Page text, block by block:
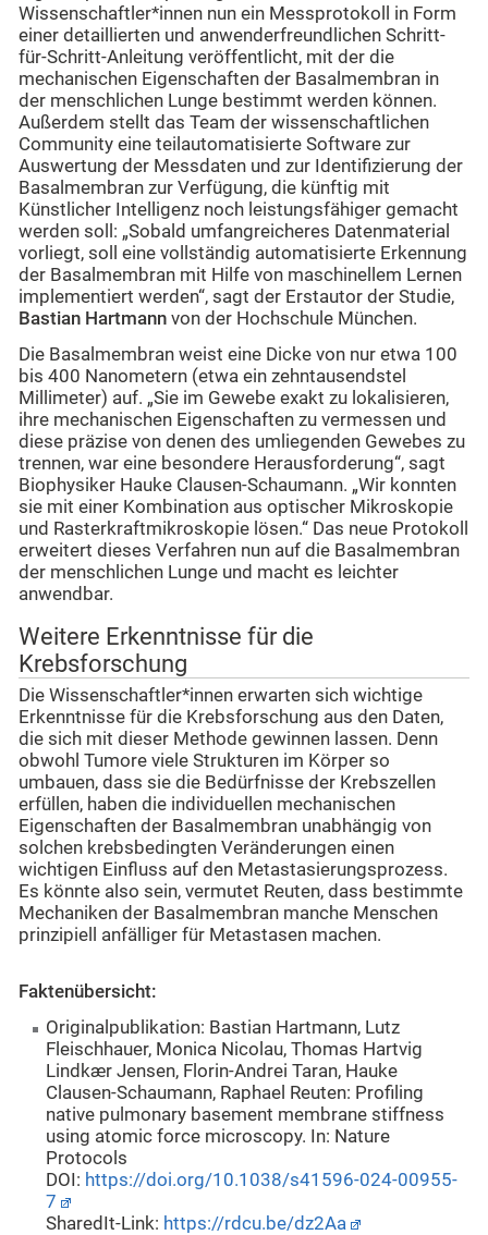
Wissenschaftler*innen nun ein Messprotokoll in Form
einer detaillierten und anwenderfreundlichen Schritt-
für-Schritt-Anleitung veröffentlicht, mit der die
mechanischen Eigenschaften der Basalmembran in
der menschlichen Lunge bestimmt werden können.
Außerdem stellt das Team der wissenschaftlichen
Community eine teilautomatisierte Software zur
Auswertung der Messdaten und zur Identifizierung der
Basalmembran zur Verfügung, die künftig mit
Künstlicher Intelligenz noch leistungsfähiger gemacht
werden soll: „Sobald umfangreicheres Datenmaterial
vorliegt, soll eine vollständig automatisierte Erkennung
der Basalmembran mit Hilfe von maschinellem Lernen
implementiert werden“, sagt der Erstautor der Studie,
Bastian Hartmann von der Hochschule München.
Die Basalmembran weist eine Dicke von nur etwa 100
bis 400 Nanometern (etwa ein zehntausendstel
Millimeter) auf. „Sie im Gewebe exakt zu lokalisieren,
ihre mechanischen Eigenschaften zu vermessen und
diese präzise von denen des umliegenden Gewebes zu
trennen, war eine besondere Herausforderung“, sagt
Biophysiker Hauke Clausen-Schaumann. „Wir konnten
sie mit einer Kombination aus optischer Mikroskopie
und Rasterkraftmikroskopie lösen.“ Das neue Protokoll
erweitert dieses Verfahren nun auf die Basalmembran
der menschlichen Lunge und macht es leichter
anwendbar.
Weitere Erkenntnisse für die
Krebsforschung
Die Wissenschaftler*innen erwarten sich wichtige
Erkenntnisse für die Krebsforschung aus den Daten,
die sich mit dieser Methode gewinnen lassen. Denn
obwohl Tumore viele Strukturen im Körper so
umbauen, dass sie die Bedürfnisse der Krebszellen
erfüllen, haben die individuellen mechanischen
Eigenschaften der Basalmembran unabhängig von
solchen krebsbedingten Veränderungen einen
wichtigen Einfluss auf den Metastasierungsprozess.
Es könnte also sein, vermutet Reuten, dass bestimmte
Mechaniken der Basalmembran manche Menschen
prinzipiell anfälliger für Metastasen machen.
Faktenübersicht:
Originalpublikation: Bastian Hartmann, Lutz
Fleischhauer, Monica Nicolau, Thomas Hartvig
Lindkær Jensen, Florin-Andrei Taran, Hauke
Clausen-Schaumann, Raphael Reuten: Profiling
native pulmonary basement membrane stiffness
using atomic force microscopy. In: Nature
Protocols
DOI: https://doi.org/10.1038/s41596-024-00955-
7
SharedIt-Link: https://rdcu.be/dz2Aa